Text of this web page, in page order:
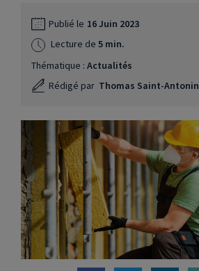
Publié le 16 Juin 2023
Lecture de 5 min.
Thématique : Actualités
Rédigé par Thomas Saint-Antonin